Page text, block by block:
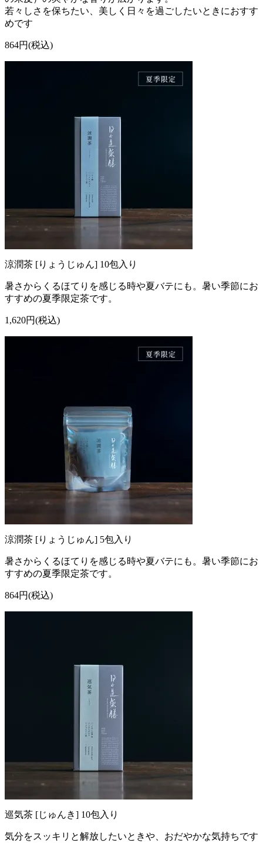
若々しさを保ちたい、美しく日々を過ごしたいときにおすす
めです
864円(税込)
涼潤茶 [りょうじゅん] 10包入り
暑さからくるほてりを感じる時や夏バテにも。暑い季節にお
すすめの夏季限定茶です。
1,620円(税込)
涼潤茶 [りょうじゅん] 5包入り
暑さからくるほてりを感じる時や夏バテにも。暑い季節にお
すすめの夏季限定茶です。
864円(税込)
巡気茶 [じゅんき] 10包入り
気分をスッキリと解放したいときや、おだやかな気持ちです